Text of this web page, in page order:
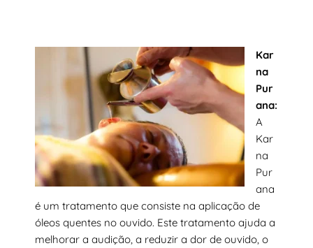
Kar
na
Pur
ana:
A
Kar
na
Pur
ana
é um tratamento que consiste na aplicação de
óleos quentes no ouvido. Este tratamento ajuda a
melhorar a audição, a reduzir a dor de ouvido, o